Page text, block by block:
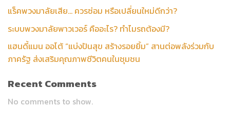
แร็คพวงมาลัยเสีย… ควรซ่อม หรือเปลี่ยนใหม่ดีกว่า?
ระบบพวงมาลัยพาวเวอร์ คืออะไร? ทำไมรถต้องมี?
แฮนดี้แมน ออโต้ “แบ่งปันสุข สร้างรอยยิ้ม” สานต่อพลังร่วมกับ
ภาครัฐ ส่งเสริมคุณภาพชีวิตคนในชุมชน
Recent Comments
No comments to show.